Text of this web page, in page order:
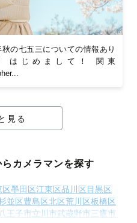
秋の七五三についての情報あり
はじめまして！ 関東
見る
カメラマンを探す
区墨田区江東区品川区目黒区
並区豊島区北区荒川区板橋区
八王子市立川市武蔵野市三鷹市